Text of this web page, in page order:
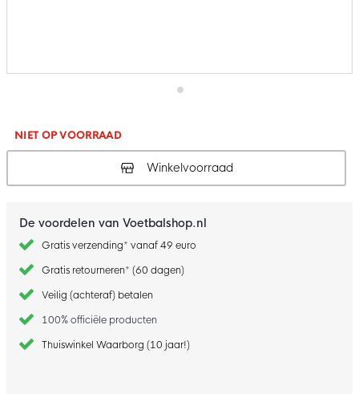
hetNIET OP VOORRAAD
Winkelvoorraad
De voordelen van Voetbalshop.nl
Gratis verzending* vanaf 49 euro
Gratis retourneren* (60 dagen)
Veilig (achteraf) betalen
100% officiële producten
Thuiswinkel Waarborg (10 jaar!)